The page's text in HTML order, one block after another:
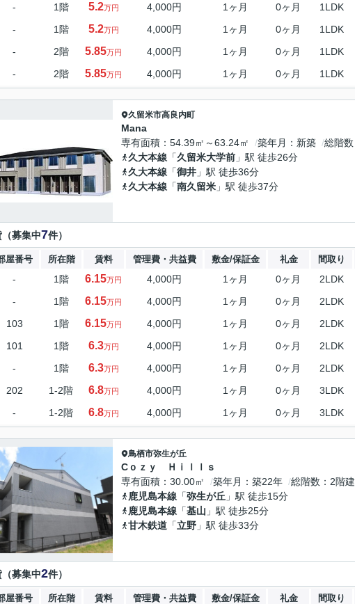
- 1階 5.2万円 4,000円 1ヶ月 0ヶ月 1LDK
- 1階 5.2万円 4,000円 1ヶ月 0ヶ月 1LDK
- 2階 5.85万円 4,000円 1ヶ月 0ヶ月 1LDK
- 2階 5.85万円 4,000円 1ヶ月 0ヶ月 1LDK
久留米市高良内町
Mana
専有面積
54.39㎡～63.24㎡ 築年月 新築 総階数
久大本線 「久留米大学前 」駅 徒歩26分
久大本線 「御井 」駅 徒歩36分
久大本線 「南久留米 」駅 徒歩37分
募集中7件）
屋番号 所在階 賃料 管理費・共益費 敷金/保証金 礼金 間取り
- 1階 6.15万円 4,000円 1ヶ月 0ヶ月 2LDK
- 1階 6.15万円 4,000円 1ヶ月 0ヶ月 2LDK
103 1階 6.15万円 4,000円 1ヶ月 0ヶ月 2LDK
101 1階 6.3万円 4,000円 1ヶ月 0ヶ月 2LDK
- 1階 6.3万円 4,000円 1ヶ月 0ヶ月 2LDK
202 1-2階 6.8万円 4,000円 1ヶ月 0ヶ月 3LDK
- 1-2階 6.8万円 4,000円 1ヶ月 0ヶ月 3LDK
鳥栖市弥生が丘
Cｏｚｙ Ｈｉｌｌｓ
専有面積
30.00㎡ 築年月 築22年 総階数 2階建
鹿児島本線 「弥生が丘 」駅 徒歩15分
鹿児島本線 「基山 」駅 徒歩25分
甘木鉄道 「立野 」駅 徒歩33分
募集中2件）
屋番号 所在階 賃料 管理費・共益費 敷金/保証金 礼金 間取り